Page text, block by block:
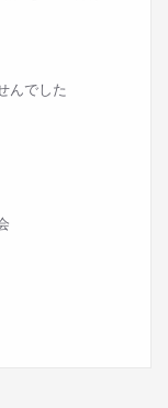
んでした